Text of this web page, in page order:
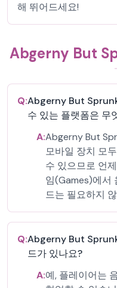
해 뛰어드세요!
Abgerny But
Q:Abgerny But
수 있는 플랫폼은 무
A:Abgerny But
모바일 장치 모
수 있으므로 언
임(Games)에서
드는 필요하지
Q:Abgerny But
드가 있나요?
A:예, 플레이어는